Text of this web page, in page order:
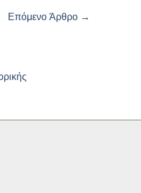
Επόμενο Άρθρο →